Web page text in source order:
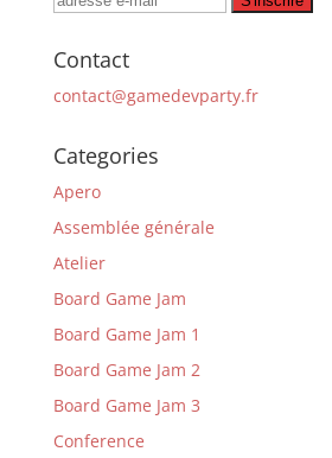
Contact
contact@gamedevparty.fr
Categories
Apero
Assemblée générale
Atelier
Board Game Jam
Board Game Jam 1
Board Game Jam 2
Board Game Jam 3
Conference